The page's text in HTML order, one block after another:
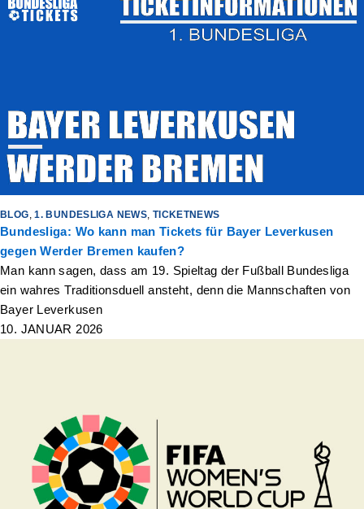
BLOG ,1. BUNDESLIGA NEWS TICKETNEWS
Bundesliga: Wo kann man Tickets für Bayer Leverkusen
gegen Werder Bremen kaufen?
Man kann sagen, dass am 19. Spieltag der Fußball Bundesliga
ein wahres Traditionsduell ansteht, denn die Mannschaften von
Bayer Leverkusen
10. JANUAR 2026